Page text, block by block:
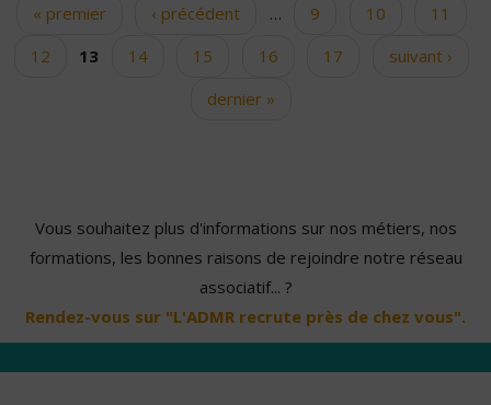
Pages
« premier ‹ précédent … 9 10
11
12
13 14 15 16 17
suivant ›
dernier »
Vous souhaitez plus d'informations sur nos métiers, nos
formations, les bonnes raisons de rejoindre notre réseau
associatif... ?
Rendez-vous sur "L'ADMR recrute près de chez vous".